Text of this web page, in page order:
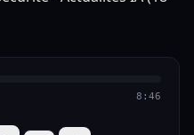
8:46